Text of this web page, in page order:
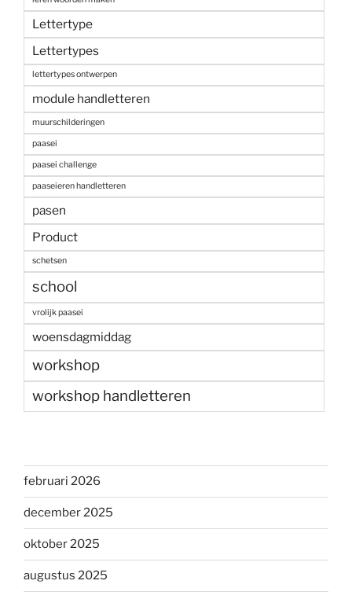
Lettertype
Lettertypes
lettertypes ontwerpen
module handletteren
muurschilderingen
paasei
paasei challenge
paaseieren handletteren
pasen
Product
schetsen
school
vrolijk paasei
woensdagmiddag
workshop
workshop handletteren
februari 2026
december 2025
oktober 2025
augustus 2025